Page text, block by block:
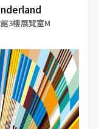
3樓展覽室M